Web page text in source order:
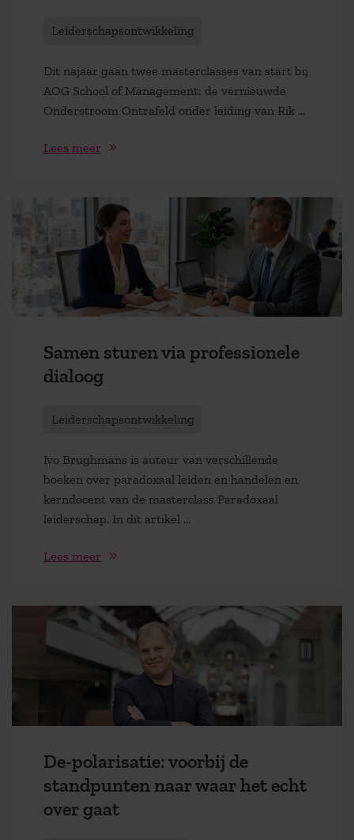
Leiderschapsontwikkeling
Dit najaar gaan twee masterclasses van start bij
AOG School of Management: de vernieuwde
Onderstroom Ontrafeld onder leiding van Rik ...
Lees meer
Samen sturen via professionele
dialoog
Leiderschapsontwikkeling
Ivo Brughmans is auteur van verschillende
boeken over paradoxaal leiden en handelen en
kerndocent van de masterclass Paradoxaal
leiderschap. In dit artikel ...
Lees meer
De-polarisatie: voorbij de
standpunten naar waar het echt
over gaat